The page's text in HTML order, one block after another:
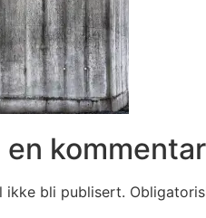
kommentar
ikke bli publisert.